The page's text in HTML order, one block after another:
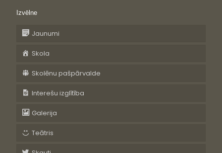
Izvēlne
Jaunumi
Skola
Skolēnu pašpārvalde
Interešu izglītība
Galerija
Teātris